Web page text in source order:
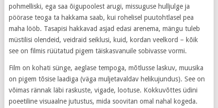
pohmelliski, ega saa õigupoolest arugi, missuguse hulljulge ja
pöörase teoga ta hakkama saab, kui rohelisel puutohtlasel pea
maha lööb. Tasapisi hakkavad asjad edasi arenema, mängu tuleb
müstilisi olendeid, veidraid seiklusi, kuid, kordan veelkord – kõik
see on filmis rüütatud pigem täiskasvanuile sobivasse vormi.
Film on kohati sünge, aeglase tempoga, mõtlusse laskuv, muusika
on pigem tõsise laadiga (väga muljetavaldav helikujundus). See on
võimas rännak läbi raskuste, vigade, lootuse. Kokkuvõttes üdini
poeetiline visuaalne jutustus, mida soovitan omal nahal kogeda.